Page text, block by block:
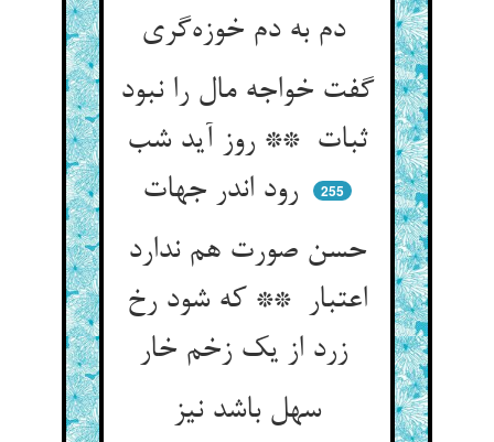
دم به دم خوزه‌گری
گفت خواجه مال را نبود
ثبات ** روز آید شب
255
حسن صورت هم ندارد
اعتبار ** که شود رخ
زرد از یک زخم خار
سهل باشد نیز